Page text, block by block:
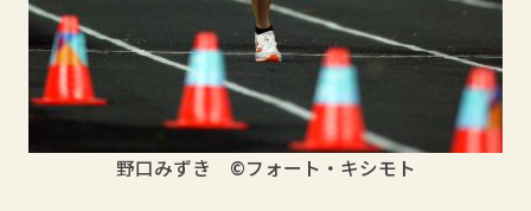
野口みずき ©フォート・キシモト